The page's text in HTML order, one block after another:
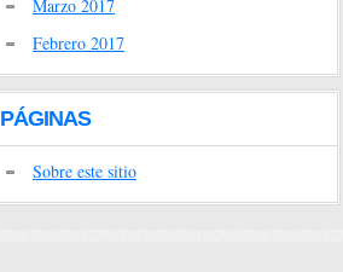
Marzo 2017
Febrero 2017
PÁGINAS
Sobre este sitio